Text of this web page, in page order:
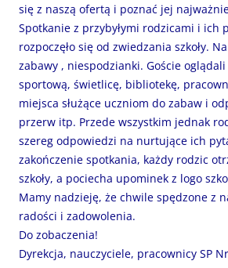
się z naszą ofertą i poznać jej
Spotkanie z przybyłymi rodzicami i ich
rozpoczęło się od zwiedzania szkoły.
zabawy , niespodzianki. Goście
sportową, świetlicę, bibliotekę,
miejsca służące uczniom do zabaw i
przerw itp. Przede wszystkim jednak
szereg odpowiedzi na nurtujące ich
zakończenie spotkania, każdy rodzic
szkoły, a pociecha upominek z logo
Mamy nadzieję, że chwile spędzone z
radości i zadowolenia.
Do zobaczenia!
Dyrekcja, nauczyciele, pracownicy SP